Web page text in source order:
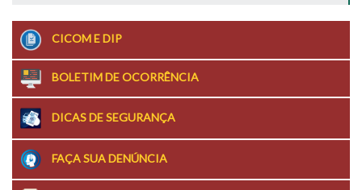
CICOM E DIP
BOLETIM DE OCORRÊNCIA
DICAS DE SEGURANÇA
FAÇA SUA DENÚNCIA